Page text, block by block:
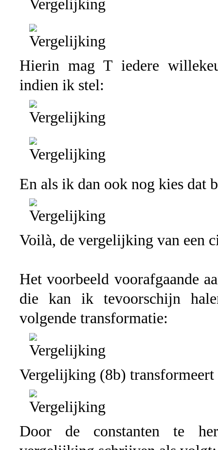
Hierin mag T iedere
indien ik stel:
En als ik dan ook nog kies dat
Voilà, de vergelijking van een
Het voorbeeld voorafgaande
die kan ik tevoorschijn
volgende transformatie:
Vergelijking (8b)
Door de constanten te